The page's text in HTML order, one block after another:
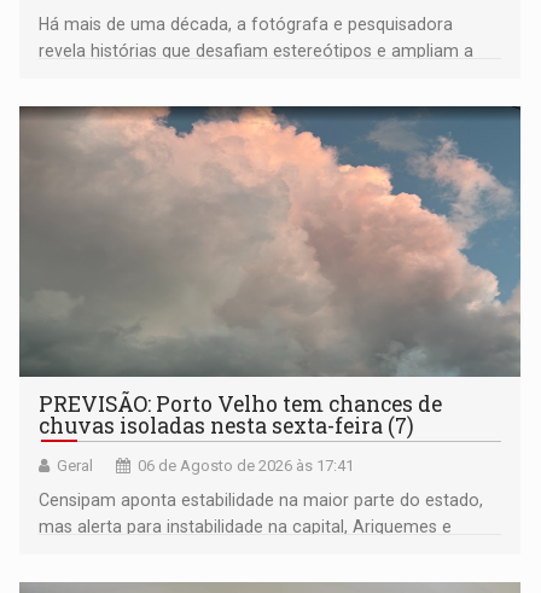
Há mais de uma década, a fotógrafa e pesquisadora
revela histórias que desafiam estereótipos e ampliam a
negras
PREVISÃO: Porto Velho tem chances de
chuvas isoladas nesta sexta-feira (7)
Geral 06 de Agosto de 2026 às 17:41
Censipam aponta estabilidade na maior parte do estado,
mas alerta para instabilidade na capital, Ariquemes e